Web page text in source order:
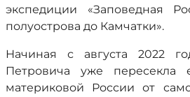
экспедиции «Заповедная
полуострова до Камчатки».
Начиная с августа 2022
Петровича уже пересекла
материковой России от